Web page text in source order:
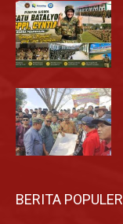
BERITA POPULER